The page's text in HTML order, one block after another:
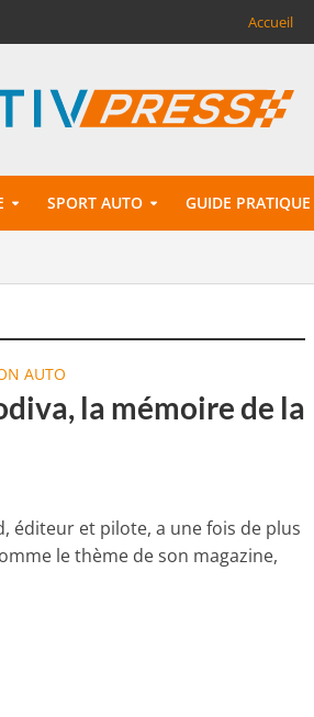
Accueil
SPORT AUTO GUIDE PRATIQUE
AUTO
la mémoire de la
éditeur et pilote, a une fois de plus
le thème de son magazine,